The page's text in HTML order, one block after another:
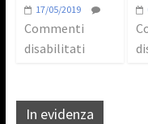
17/05/2019
Commenti
disabilitati
In evidenza